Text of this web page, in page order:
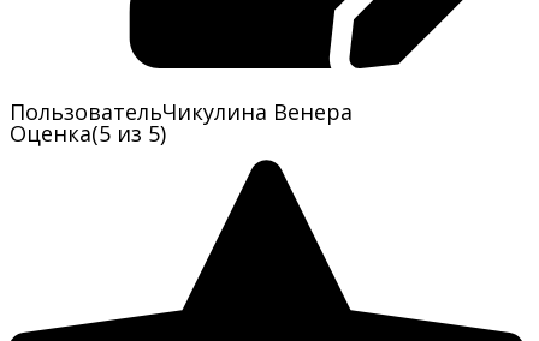
ПользовательЧикулина Венера
Оценка(5 из 5)